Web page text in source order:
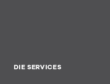
DIE SERVICES